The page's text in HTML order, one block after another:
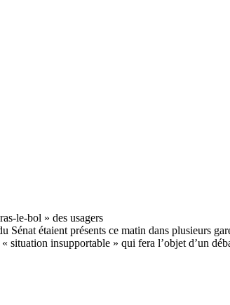
étaient présents ce matin dans plusieurs
situation insupportable » qui fera l’objet d’un